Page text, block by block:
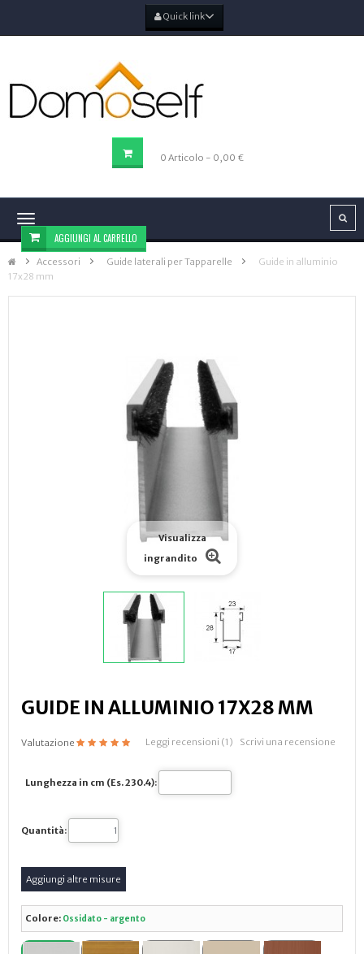
Quick link
0 Articolo - 0,00 €
Navigazione
Toggle
Accessori > Guide laterali per Tapparelle >
Guide in alluminio
17x28 mm
Visualizza
ingrandito
GUIDE IN ALLUMINIO 17X28 MM
Valutazione Leggi recensioni (1 ) Scrivi una recensione
Lunghezza in cm (Es. 230.4):
Quantità:
Colore: Ossidato - argento
AGGIUNGI AL CARRELLO